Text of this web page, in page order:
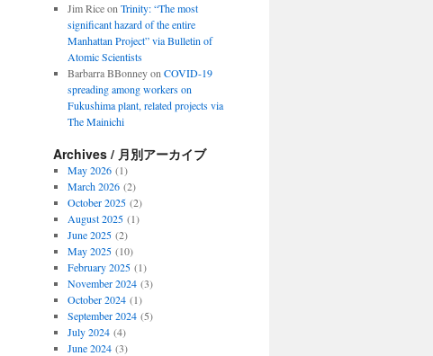
Jim Riceon Trinity: “The most
significant hazard of the entire
Manhattan Project” via Bulletin of
Atomic Scientists
Barbarra BBonneyon COVID-19
spreading among workers on
Fukushima plant, related projects via
The Mainichi
Archives / 月別アーカイブ
May 2026(1)
March 2026(2)
October 2025(2)
August 2025(1)
June 2025(2)
May 2025(10)
February 2025(1)
November 2024(3)
October 2024(1)
September 2024(5)
July 2024(4)
June 2024(3)